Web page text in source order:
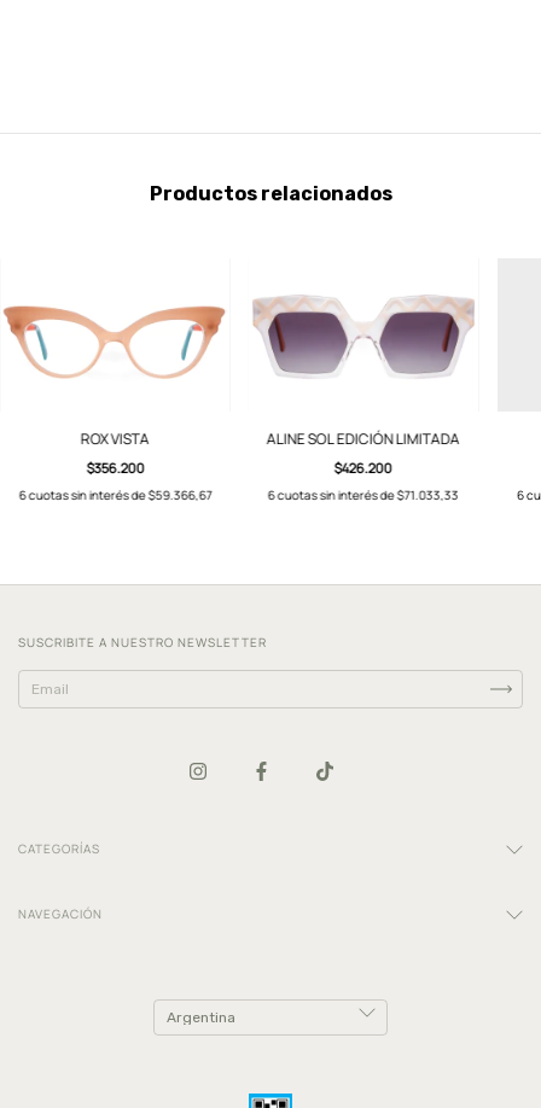
Productos relacionados
ROX VISTA
$356.200
6cuotas sin interés de$59.366,67
ALINE SOL EDICIÓN LIMITADA
$426.200
6cuotas sin interés de$71.033,33 6
SUSCRIBITE A NUESTRO NEWSLETTER
CATEGORÍAS
NAVEGACIÓN